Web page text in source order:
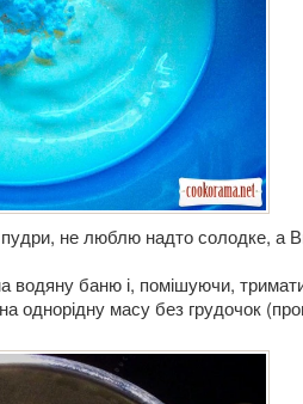
не люблю надто солодке, а
баню і, помішуючи,
однорідну масу без грудочок